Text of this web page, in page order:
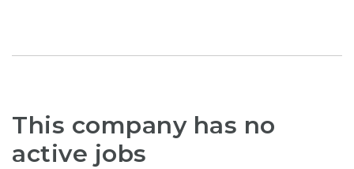
This company has no
active jobs